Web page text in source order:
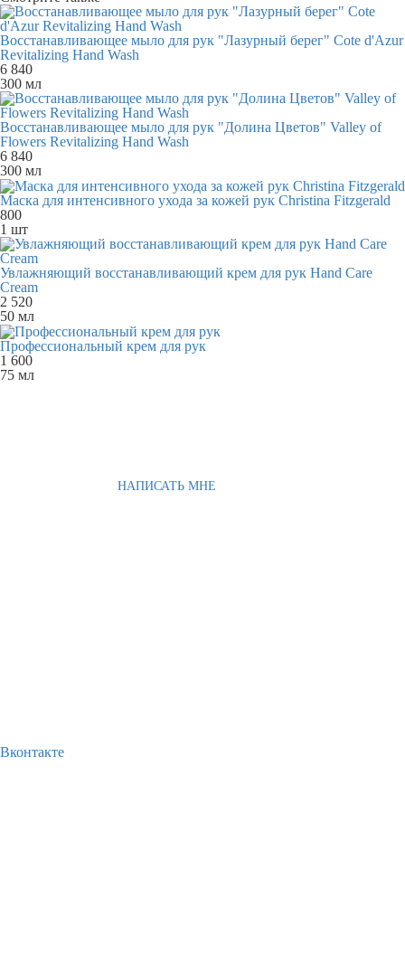
Восстанавливающее мыло для рук "Лазурный берег" Cote d'Azur
Revitalizing Hand Wash
6 840
300 мл
Восстанавливающее мыло для рук "Долина Цветов" Valley of
Flowers Revitalizing Hand Wash
6 840
300 мл
Маска для интенсивного ухода за кожей рук Christina Fitzgerald
800
1 шт
Увлажняющий восстанавливающий крем для рук Hand Care
Cream
2 520
50 мл
Профессиональный крем для рук
1 600
75 мл
НАПИСАТЬ МНЕ
Вконтакте